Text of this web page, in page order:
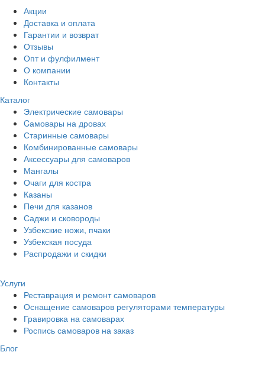
Акции
Доставка и оплата
Гарантии и возврат
Отзывы
Опт и фулфилмент
О компании
Контакты
Каталог
Электрические самовары
Cамовары на дровах
Старинные самовары
Комбинированные самовары
Аксессуары для самоваров
Мангалы
Очаги для костра
Казаны
Печи для казанов
Саджи и сковороды
Узбекские ножи, пчаки
Узбекская посуда
Распродажи и скидки
Услуги
Реставрация и ремонт самоваров
Оснащение самоваров регуляторами температуры
Гравировка на самоварах
Роспись самоваров на заказ
Блог